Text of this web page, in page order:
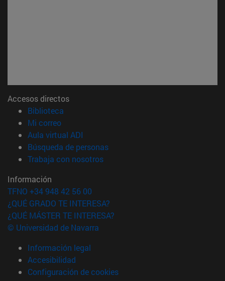
Accesos directos
Biblioteca
Mi correo(abre en nueva ventana)
Aula virtual ADI
Búsqueda de personas(abre en nueva ventana)
Trabaja con nosotros(abre en nueva ventana)
Información
TFNO +34 948 42 56 00
¿QUÉ GRADO TE INTERESA?
¿QUÉ MÁSTER TE INTERESA?
© Universidad de Navarra
Información legal
Accesibilidad
Configuración de cookies